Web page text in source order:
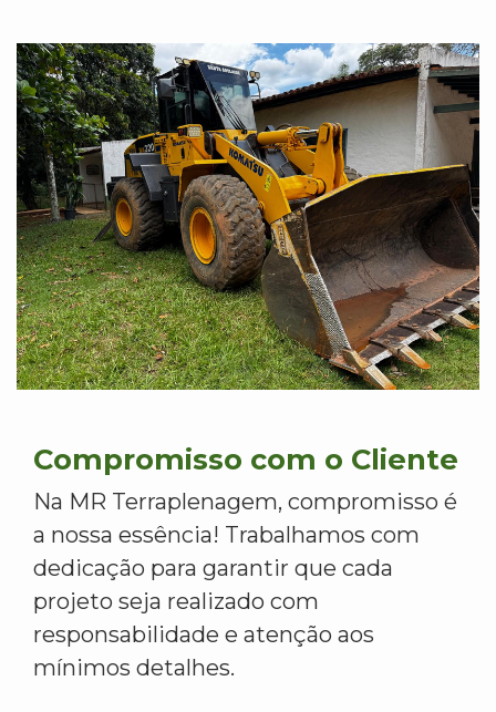
Compromisso com o Cliente
Na MR Terraplenagem, compromisso é
a nossa essência! Trabalhamos com
dedicação para garantir que cada
projeto seja realizado com
responsabilidade e atenção aos
mínimos detalhes.